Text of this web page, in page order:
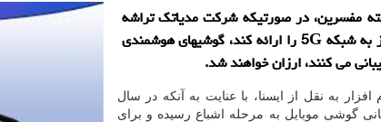
مفسرین، در صورتیكه شركت مدیاتك تراشه
های ارزان قیمت مجهز به شبكه 5G را ارائه كند، گوشیهای هوشمندی
می كنند، ارزان خواهند شد.
افزار به نقل از ایسنا، با عنایت به آنكه در سال
گوشی موبایل به مرحله اشباع رسیده و برای